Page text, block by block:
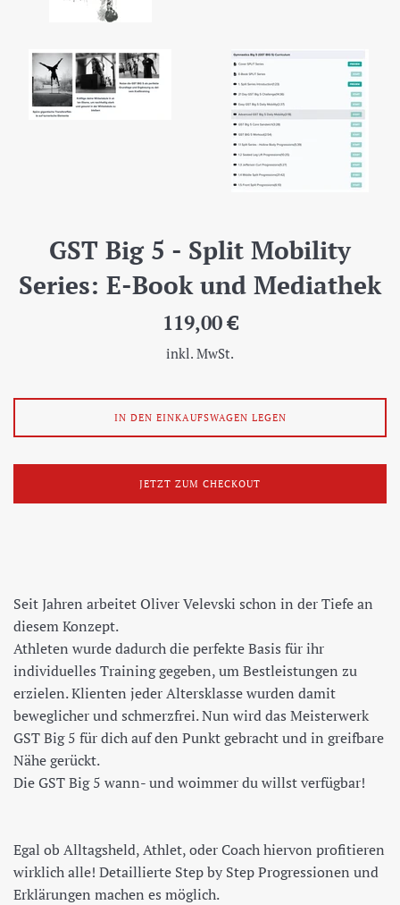
GST Big 5 - Split Mobility
Series: E-Book und Mediathek
Normaler
119,00 €
inkl. MwSt.
IN DEN EINKAUFSWAGEN LEGEN
JETZT ZUM CHECKOUT
Seit Jahren arbeitet Oliver Velevski schon in der Tiefe an
diesem Konzept.
Athleten wurde dadurch die perfekte Basis für ihr
individuelles Training gegeben, um Bestleistungen zu
erzielen. Klienten jeder Altersklasse wurden damit
beweglicher und schmerzfrei. Nun wird das Meisterwerk
GST Big 5 für dich auf den Punkt gebracht und in greifbare
Nähe gerückt.
Die GST Big 5 wann- und woimmer du willst verfügbar!
Egal ob Alltagsheld, Athlet, oder Coach hiervon profitieren
wirklich alle! Detaillierte Step by Step Progressionen und
Erklärungen machen es möglich.